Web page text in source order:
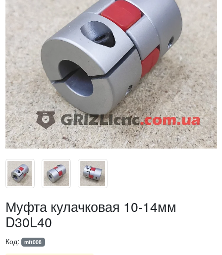
Муфта кулачковая 10-14мм
D30L40
Код: mft008